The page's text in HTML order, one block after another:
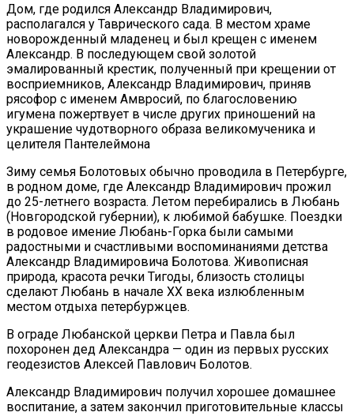
Дом, где родился Александр Владимирович,
располагался у Таврического сада. В местом храме
новорожденный младенец и был крещен с именем
Александр. В последующем свой золотой
эмалированный крестик, полученный при крещении от
восприемников, Александр Владимирович, приняв
рясофор с именем Амвросий, по благословению
игумена пожертвует в числе других приношений на
украшение чудотворного образа великомученика и
целителя Пантелеймона
Зиму семья Болотовых обычно проводила в Петербурге,
в родном доме, где Александр Владимирович прожил
до 25-летнего возраста. Летом перебирались в Любань
(Новгородской губернии), к любимой бабушке. Поездки
в родовое имение Любань-Горка были самыми
радостными и счастливыми воспоминаниями детства
Александр Владимировича Болотова. Живописная
природа, красота речки Тигоды, близость столицы
сделают Любань в начале XX века излюбленным
местом отдыха петербуржцев.
В ограде Любанской церкви Петра и Павла был
похоронен дед Александра — один из первых русских
геодезистов Алексей Павлович Болотов.
Александр Владимирович получил хорошее домашнее
воспитание, а затем закончил приготовительные классы